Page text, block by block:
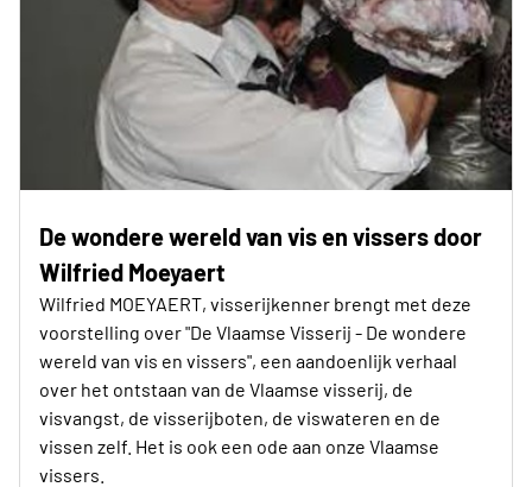
De wondere wereld van vis en vissers door
Wilfried Moeyaert
Wilfried MOEYAERT, visserijkenner brengt met deze
voorstelling over "De Vlaamse Visserij - De wondere
wereld van vis en vissers", een aandoenlijk verhaal
over het ontstaan van de Vlaamse visserij, de
visvangst, de visserijboten, de viswateren en de
vissen zelf. Het is ook een ode aan onze Vlaamse
vissers.